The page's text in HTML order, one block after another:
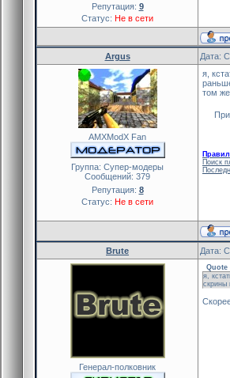
Репутация: 9
Статус: Не в сети
Argus Дата:
AMXModX Fan
Группа: Cупер-модеры
Сообщений: 379
Репутация: 8
Статус: Не в сети
я,
том же
Поиск
Brute Дата:
Генерал-полковник
Quote
я,
скрины